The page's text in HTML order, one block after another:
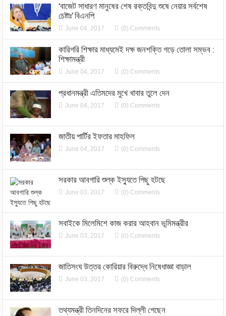
‘বাজেট সাধারণ মানুষের শেষ রক্তবিন্দু শুষে নেয়ার সর্বশেষ
চেষ্টাঃ’ বিএনপি
June 04, 2017 (0) Comments
কারিগরি শিক্ষার মাধ্যমেই দক্ষ জনশক্তি গড়ে তোলা সম্ভব :
শিক্ষামন্ত্রী
June 04, 2017 (0) Comments
প্রধানমন্ত্রী এতিমদের মুখে খাবার তুলে দেন
June 04, 2017 (0) Comments
জাতীয় পার্টির ইফতার মাহফিল
June 04, 2017 (0) Comments
সরকার আবগারি শুল্ক ইস্যুতে পিছু হটছে
June 03, 2017 (0) Comments
সবাইকে মিলেমিশে কাজ করার আহবান ভূমিমন্ত্রীর
June 03, 2017 (0) Comments
জাতিসংঘ উত্তর কোরিয়ার বিরুদ্ধে নিষেধাজ্ঞা বাড়াল
June 03, 2017 (0) Comments
তথ্যমন্ত্রী তিনদিনের সফরে দিল্লী গেছেন